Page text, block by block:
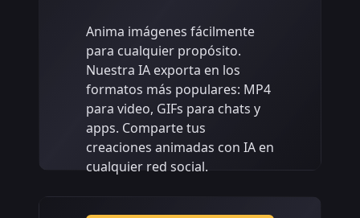
Anima imágenes fácilmente
para cualquier propósito.
Nuestra IA exporta en los
formatos más populares: MP4
para video, GIFs para chats y
apps. Comparte tus
creaciones animadas con IA en
cualquier red social.